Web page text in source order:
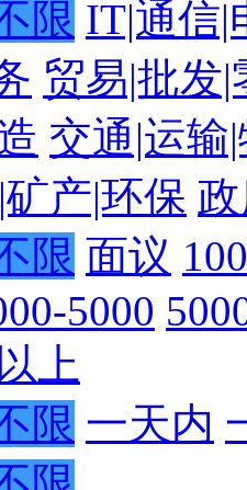
限 IT|通信|
贸易|批发
交通|运输
产|环保
限 面议
5000
上
限 一天内